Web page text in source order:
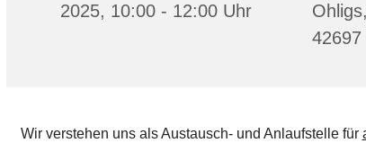
2025, 10:00 - 12:00 Uhr
42697
Wir verstehen uns als Austausch- und Anlaufstelle für